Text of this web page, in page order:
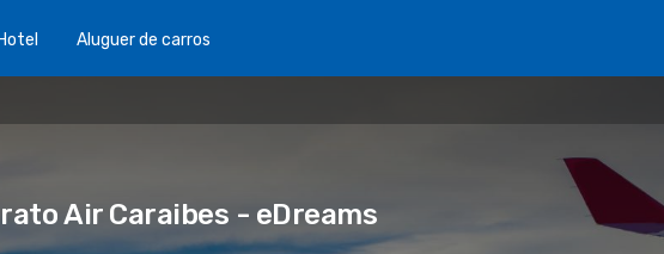
Aluguer de carros
Air Caraibes - eDreams